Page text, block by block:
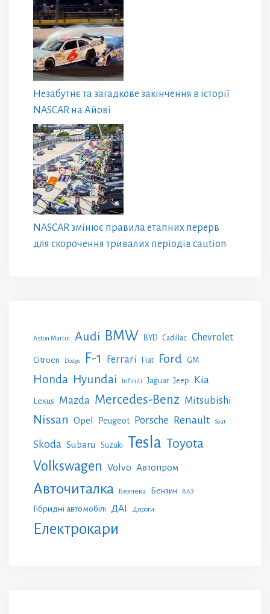
Незабутнє та загадкове закінчення в історії
NASCAR на Айові
NASCAR змінює правила етапних перерв
для скорочення тривалих періодів caution
Aston Martin Audi BMW BYD Cadillac Chevrolet
Citroen Dodge F-1 Ferrari Fiat Ford GM
Honda Hyundai Infiniti Jaguar Jeep Kia
Lexus Mazda Mercedes-Benz Mitsubishi
Nissan Opel Peugeot Porsche Renault Seat
Skoda Subaru Suzuki Tesla Toyota
Volkswagen Volvo Автопром
Авточиталка Безпека Бензин ВАЗ
Гібридні автомобілі ДАІ Дороги
Електрокари